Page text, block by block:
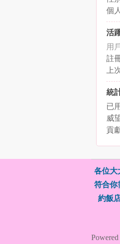
個
活
用
註
上
統
已
威
貢
各位大
符合你
約飯